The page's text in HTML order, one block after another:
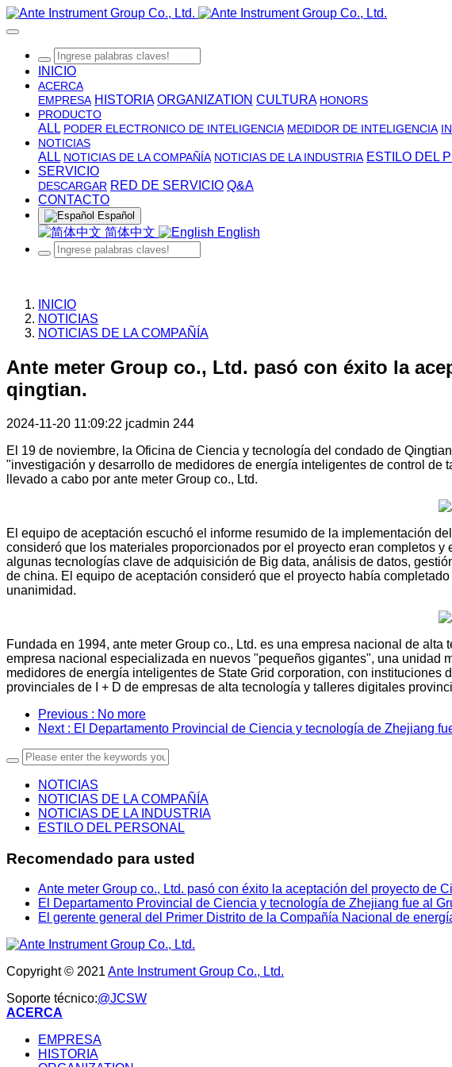
INICIO
ACERCA
EMPRESA HISTORIA ORGANIZATION CULTURA HONORS
PRODUCTO
ALL PODER ELECTRONICO DE INTELIGENCIA MEDIDOR DE INTELIGENCIA
NOTICIAS
ALL NOTICIAS DE LA COMPAÑÍA NOTICIAS DE LA INDUSTRIA ESTILO DEL
SERVICIO
DESCARGAR RED DE SERVICIO Q&A
CONTACTO
Español
简体中文 English
INICIO
NOTICIAS
NOTICIAS DE LA COMPAÑÍA
Ante meter Group co., Ltd. pasó con éxito la
qingtian.
2024-11-20 11:09:22 jcadmin 244
El 19 de noviembre, la Oficina de Ciencia y tecnología del condado de
"investigación y desarrollo de medidores de energía inteligentes de control de
llevado a cabo por ante meter Group co., Ltd.
El equipo de aceptación escuchó el informe resumido de la implementación
consideró que los materiales proporcionados por el proyecto eran completos
algunas tecnologías clave de adquisición de Big data, análisis de datos,
de china. El equipo de aceptación consideró que el proyecto había
unanimidad.
Fundada en 1994, ante meter Group co., Ltd. es una empresa nacional de
empresa nacional especializada en nuevos "pequeños gigantes", una
medidores de energía inteligentes de State Grid corporation, con
provinciales de I + D de empresas de alta tecnología y talleres digitales
Previous : No more
Next : El Departamento Provincial de Ciencia y tecnología de Zhejiang
NOTICIAS
NOTICIAS DE LA COMPAÑÍA
NOTICIAS DE LA INDUSTRIA
ESTILO DEL PERSONAL
Recomendado para usted
Ante meter Group co., Ltd. pasó con éxito la aceptación del proyecto de
El Departamento Provincial de Ciencia y tecnología de Zhejiang fue al
El gerente general del Primer Distrito de la Compañía Nacional de
Copyright © 2021 Ante Instrument Group Co., Ltd.
Soporte técnico:@JCSW
ACERCA
EMPRESA
HISTORIA